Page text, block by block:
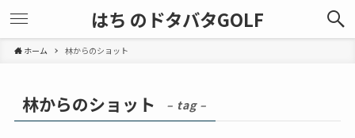
はち のドタバタGOLF
ホーム 林からのショット
林からのショット – tag –